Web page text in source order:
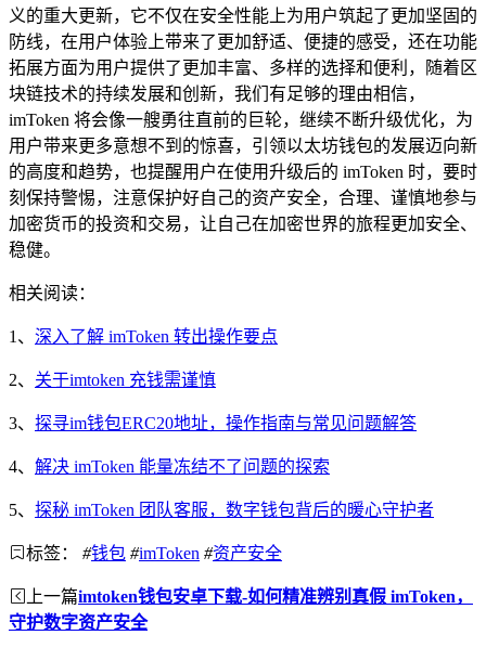
义的重大更新，它不仅在安全性能上为用户筑起了更加坚固的
防线，在用户体验上带来了更加舒适、便捷的感受，还在功能
拓展方面为用户提供了更加丰富、多样的选择和便利，随着区
块链技术的持续发展和创新，我们有足够的理由相信，
imToken 将会像一艘勇往直前的巨轮，继续不断升级优化，为
用户带来更多意想不到的惊喜，引领以太坊钱包的发展迈向新
的高度和趋势，也提醒用户在使用升级后的 imToken 时，要时
刻保持警惕，注意保护好自己的资产安全，合理、谨慎地参与
加密货币的投资和交易，让自己在加密世界的旅程更加安全、
稳健。
相关阅读：
1、 深入了解 imToken 转出操作要点
2、 关于imtoken 充钱需谨慎
3、 探寻im钱包ERC20地址，操作指南与常见问题解答
4、 解决 imToken 能量冻结不了问题的探索
5、 探秘 imToken 团队客服，数字钱包背后的暖心守护者
标签： #钱包 #imToken #资产安全
上一篇imtoken钱包安卓下载-如何精准辨别真假 imToken，
守护数字资产安全